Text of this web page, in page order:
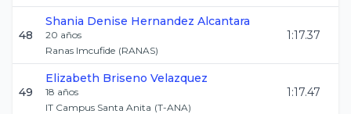
48
Shania Denise Hernandez Alcantara
20 años
Ranas Imcufide (RANAS)
1:17.37
49
Elizabeth Briseno Velazquez
18 años
IT Campus Santa Anita (T-ANA)
1:17.47